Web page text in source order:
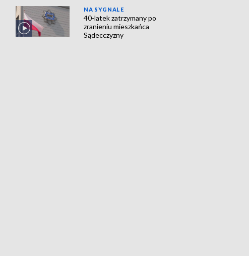
NA SYGNALE
40-latek zatrzymany po
zranieniu mieszkańca
Sądecczyzny